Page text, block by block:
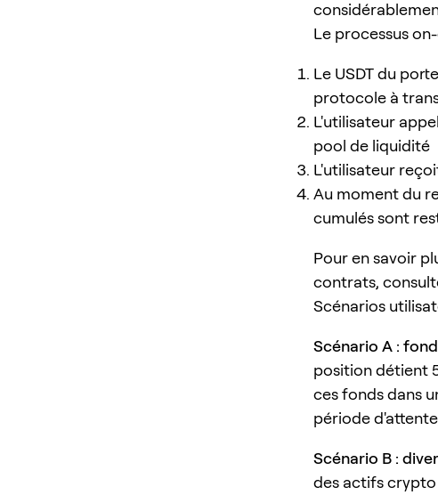
Le processus
Le USDT du
protocole à
L'utilisateur
pool de liquidité
L'utilisateur
Au moment du
cumulés sont
Pour en savoir
contrats,
Scénarios
Scénario A :
position détient
ces fonds dans
période
Scénario B :
des actifs